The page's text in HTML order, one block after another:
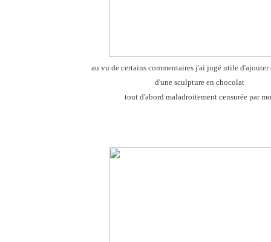
au vu de certains commentaires j'ai jugé utile d'ajouter
d'une sculpture en chocolat
tout d'abord maladroitement censurée par